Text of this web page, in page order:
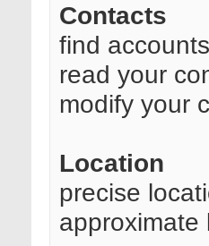
Contacts
find
read your
modify your
Location
precise
approximate